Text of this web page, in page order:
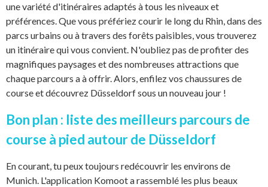
une variété d'itinéraires adaptés à tous les niveaux et
préférences. Que vous préfériez courir le long du Rhin, dans des
parcs urbains ou à travers des forêts paisibles, vous trouverez
un itinéraire qui vous convient. N'oubliez pas de profiter des
magnifiques paysages et des nombreuses attractions que
chaque parcours a à offrir. Alors, enfilez vos chaussures de
course et découvrez Düsseldorf sous un nouveau jour !
Bon plan : liste des meilleurs parcours de
course à pied autour de Düsseldorf
En courant, tu peux toujours redécouvrir les environs de
Munich. L'application Komoot a rassemblé les plus beaux